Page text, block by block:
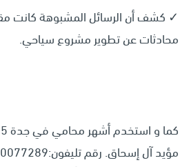
✓ كشف أن الرسائل المشبوهة كانت
محادثات عن تطوير مشروع سياحي.